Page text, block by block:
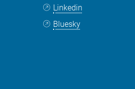
Linkedin
Bluesky